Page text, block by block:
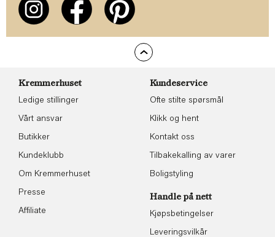
Kremmerhuset
Ledige stillinger
Vårt ansvar
Butikker
Kundeklubb
Om Kremmerhuset
Presse
Affiliate
Kundeservice
Ofte stilte spørsmål
Klikk og hent
Kontakt oss
Tilbakekalling av varer
Boligstyling
Handle på nett
Kjøpsbetingelser
Leveringsvilkår